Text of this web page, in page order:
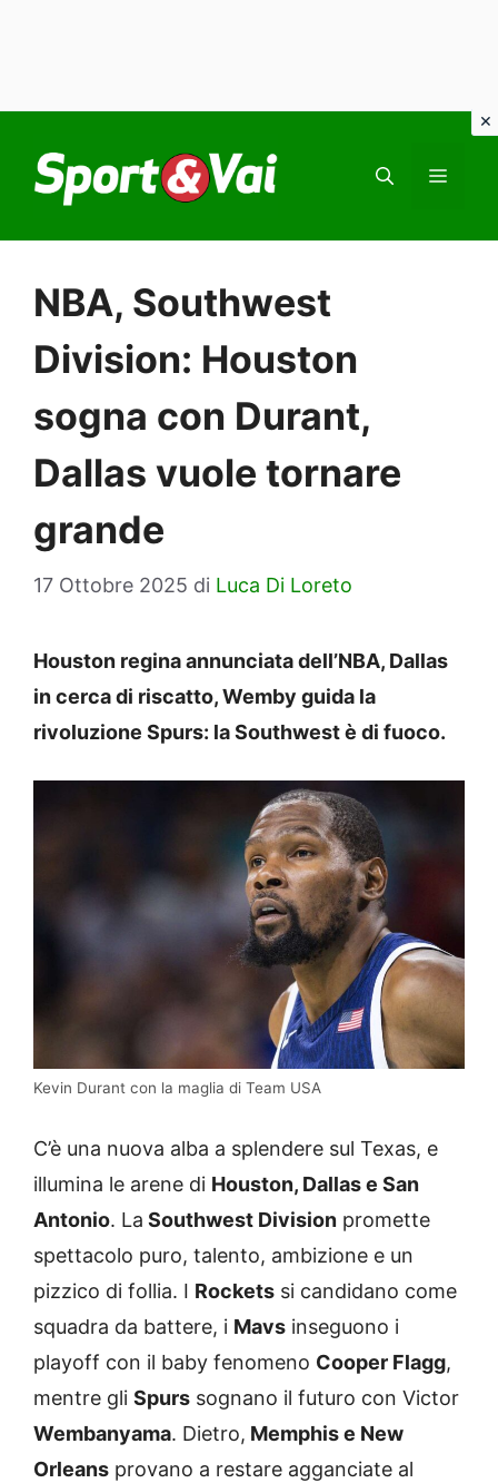
contenuto
NBA, Southwest
Division: Houston
sogna con Durant,
Dallas vuole tornare
grande
17 Ottobre 2025 di Luca Di Loreto
Houston regina annunciata dell’NBA, Dallas
in cerca di riscatto, Wemby guida la
rivoluzione Spurs: la Southwest è di fuoco.
Kevin Durant con la maglia di Team USA
C’è una nuova alba a splendere sul Texas, e
illumina le arene di Houston, Dallas e San
Antonio. La Southwest Division promette
spettacolo puro, talento, ambizione e un
pizzico di follia. I Rockets si candidano come
squadra da battere, i Mavs inseguono i
playoff con il baby fenomeno Cooper Flagg,
mentre gli Spurs sognano il futuro con Victor
Wembanyama. Dietro, Memphis e New
Orleans provano a restare agganciate al